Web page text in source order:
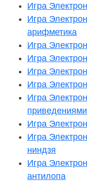
Игра
Игра
арифметика
Игра
Игра
Игра
Игра
Игра
приведениями
Игра
Игра
ниндзя
Игра
антилопа